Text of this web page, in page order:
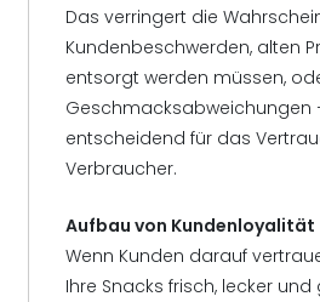
Das verringert die
Kundenbeschwerden, alten
entsorgt werden müssen,
Geschmacksabweichungen
entscheidend für das
Verbraucher.
Aufbau von Kundenloyalität
Wenn Kunden darauf
Ihre Snacks frisch, lecker